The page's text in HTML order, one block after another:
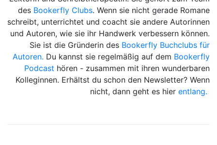
des Bookerfly Clubs. Wenn sie nicht gerade Romane
schreibt, unterrichtet und coacht sie andere Autorinnen
und Autoren, wie sie ihr Handwerk verbessern können.
Sie ist die Gründerin des Bookerfly Buchclubs für
Autoren. Du kannst sie regelmäßig auf dem Bookerfly
Podcast hören - zusammen mit ihren wunderbaren
Kolleginnen. Erhältst du schon den Newsletter? Wenn
nicht, dann geht es hier entlang.